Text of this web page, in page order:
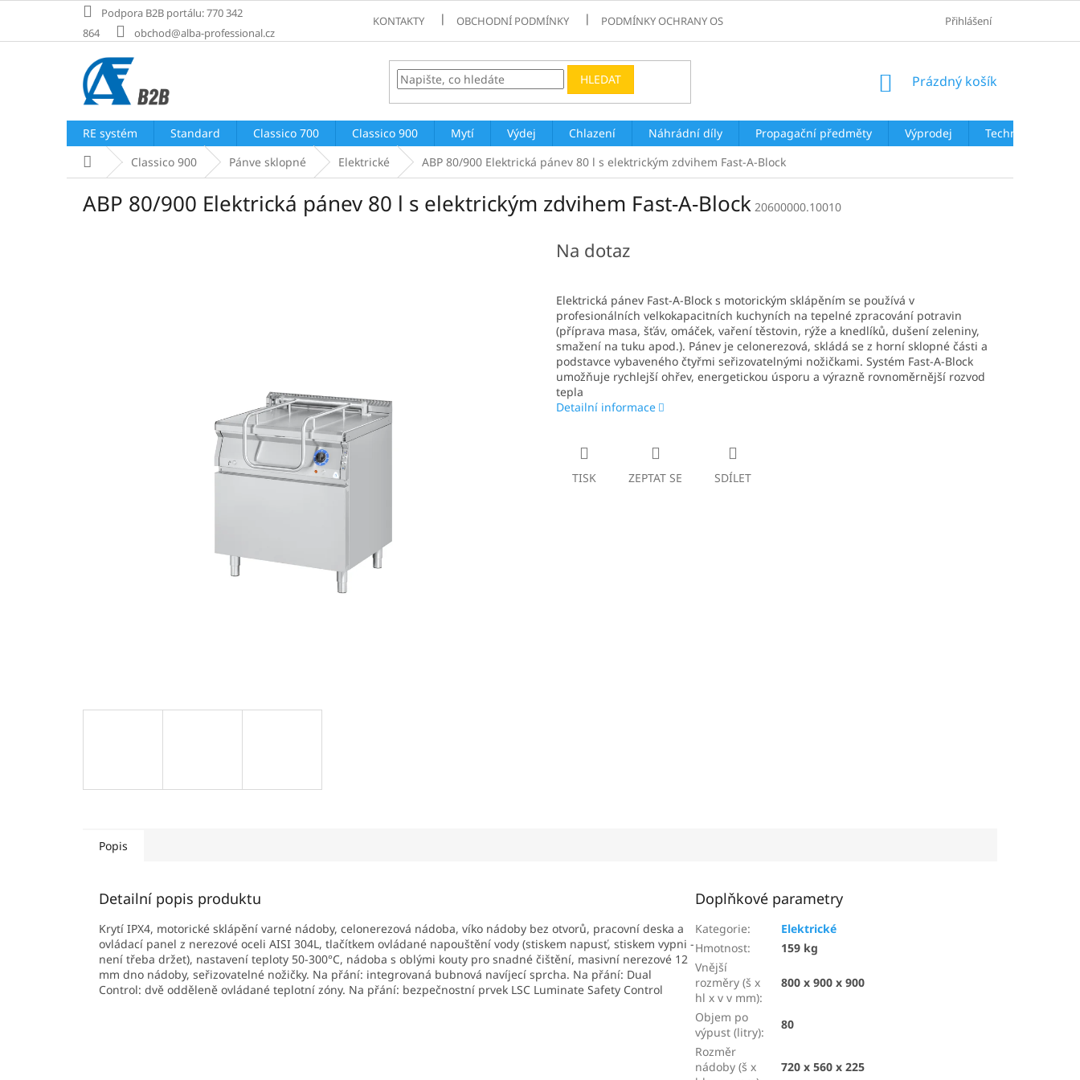
obsah
Podpora B2B portálu: 770 342
864
obchod@alba-professional.cz
KONTAKTY OBCHODNÍ PODMÍNKY PODMÍNKY OCHRANY OSOBNÍCH ÚDAJŮ Přihlášení
HLEDAT
NÁKUPNÍ
Prázdný košík
RE systém Standard Classico 700 Classico 900 Mytí Výdej Chlazení Náhrádní díly Propagační předměty Výprodej
Technologie
Domů Classico 900 Pánve sklopné Elektrické ABP 80/900 Elektrická pánev 80 l s elektrickým zdvihem Fast-A-Block
ABP 80/900 Elektrická pánev 80 l s elektrickým zdvihem Fast-A-Block 20600000.10010
Na dotaz
Elektrická pánev Fast-A-Block s motorickým sklápěním se používá v
profesionálních velkokapacitních kuchyních na tepelné zpracování potravin
(příprava masa, šťáv, omáček, vaření těstovin, rýže a knedlíků, dušení zeleniny,
smažení na tuku apod.). Pánev je celonerezová, skládá se z horní sklopné části a
podstavce vybaveného čtyřmi seřizovatelnými nožičkami. Systém Fast-A-Block
umožňuje rychlejší ohřev, energetickou úsporu a výrazně rovnoměrnější rozvod
tepla
Detailní informace
TISK ZEPTAT SE SDÍLET
Popis
Detailní popis produktu
Krytí IPX4, motorické sklápění varné nádoby, celonerezová nádoba, víko nádoby bez otvorů, pracovní deska a
ovládací panel z nerezové oceli AISI 304L, tlačítkem ovládané napouštění vody (stiskem napusť, stiskem vypni -
není třeba držet), nastavení teploty 50-300°C, nádoba s oblými kouty pro snadné čištění, masivní nerezové 12
mm dno nádoby, seřizovatelné nožičky. Na přání: integrovaná bubnová navíjecí sprcha. Na přání: Dual
Control: dvě odděleně ovládané teplotní zóny. Na přání: bezpečnostní prvek LSC Luminate Safety Control
Doplňkové parametry
Kategorie:
Elektrické
Hmotnost:
159 kg
Vnější
rozměry (š x
hl x v v mm):
800 x 900 x 900
Objem po
výpust (litry):
80
Rozměr
nádoby (š x
720 x 560 x 225